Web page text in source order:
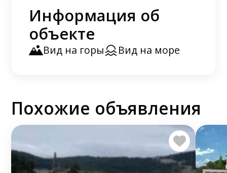
Информация об
объекте
Вид на горы Вид на море
Похожие объявления